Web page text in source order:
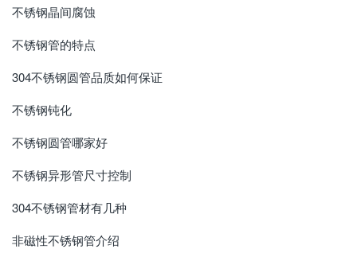
不锈钢晶间腐蚀
不锈钢管的特点
304不锈钢圆管品质如何保证
不锈钢钝化
不锈钢圆管哪家好
不锈钢异形管尺寸控制
304不锈钢管材有几种
非磁性不锈钢管介绍